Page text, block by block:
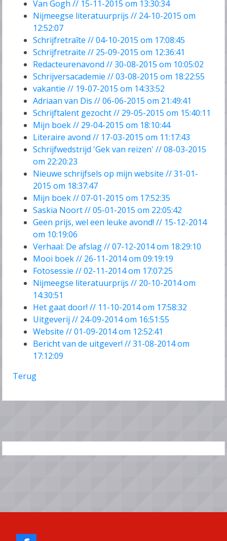
Van Gogh // 15-11-2015 om 13:30:34
Nijmeegse literatuurprijs // 24-10-2015 om
12:52:07
Schrijfretraîte // 04-10-2015 om 17:08:45
Schrijfretraite // 25-09-2015 om 12:36:41
Redacteurenavond // 30-08-2015 om 10:05:02
Schrijversacademie // 03-08-2015 om 18:22:55
vakantie // 19-07-2015 om 14:33:52
Adriaan van Dis // 06-06-2015 om 21:49:41
Schrijftalent gezocht // 29-05-2015 om 15:40:11
Mijn boek // 29-04-2015 om 18:10:44
Literaire avond // 17-03-2015 om 11:17:43
Schrijfwedstrijd 'Gek van reizen' // 08-03-2015
om 22:20:23
Nieuwe schrijfsels op mijn website // 31-01-
2015 om 18:37:47
Mijn boek // 07-01-2015 om 17:52:35
Saskia Noort // 05-01-2015 om 22:05:42
Geen prijs, wel een leuke avond! // 15-12-2014
om 10:19:06
Verhaal: De afslag // 07-12-2014 om 18:29:10
Mooi boek // 26-11-2014 om 09:19:19
Fotosessie // 02-11-2014 om 17:07:25
Nijmeegse literatuurprijs // 20-10-2014 om
14:30:51
Het gaat door! // 11-10-2014 om 17:58:32
Uitgeverij // 24-09-2014 om 16:51:55
Website // 01-09-2014 om 12:52:41
Bericht van de uitgever! // 31-08-2014 om
17:12:09
Terug